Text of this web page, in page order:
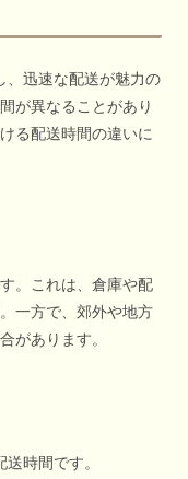
、迅速な配送が魅力の
が異なることがあり
る配送時間の違いに
。これは、倉庫や配
一方で、郊外や地方
があります。
時間です。